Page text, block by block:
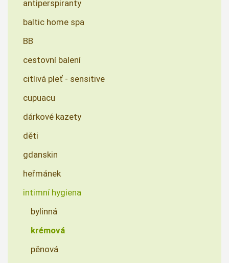
antiperspiranty
baltic home spa
BB
cestovní balení
citlivá pleť - sensitive
cupuacu
dárkové kazety
děti
gdanskin
heřmánek
intimní hygiena
bylinná
krémová
pěnová